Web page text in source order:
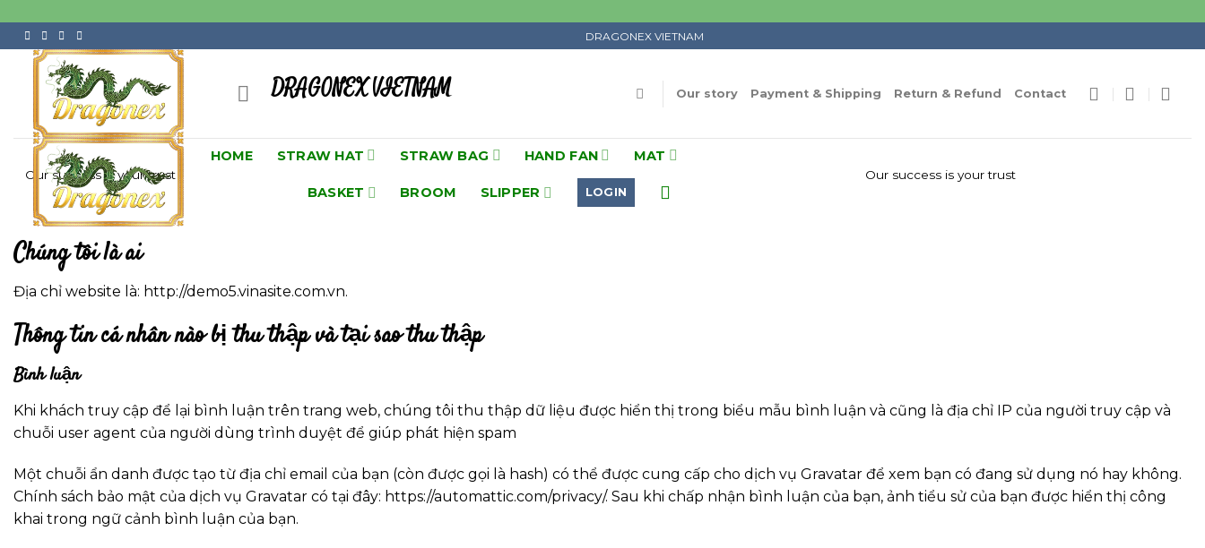
content
DRAGONEX VIETNAM
DRAGONEX VIETNAM Our story Payment & Shipping Return & Refund Contact
Our success is your trust
HOME STRAW HAT STRAW BAG HAND FAN MAT
BASKET BROOM SLIPPER LOGIN
Our success is your trust
Chúng tôi là ai
Địa chỉ website là: http://demo5.vinasite.com.vn.
Thông tin cá nhân nào bị thu thập và tại sao thu thập
Bình luận
Khi khách truy cập để lại bình luận trên trang web, chúng tôi thu thập dữ liệu được hiển thị trong biểu mẫu bình luận và cũng là địa chỉ IP của người truy cập và
chuỗi user agent của người dùng trình duyệt để giúp phát hiện spam
Một chuỗi ẩn danh được tạo từ địa chỉ email của bạn (còn được gọi là hash) có thể được cung cấp cho dịch vụ Gravatar để xem bạn có đang sử dụng nó hay không.
Chính sách bảo mật của dịch vụ Gravatar có tại đây: https://automattic.com/privacy/. Sau khi chấp nhận bình luận của bạn, ảnh tiểu sử của bạn được hiển thị công
khai trong ngữ cảnh bình luận của bạn.